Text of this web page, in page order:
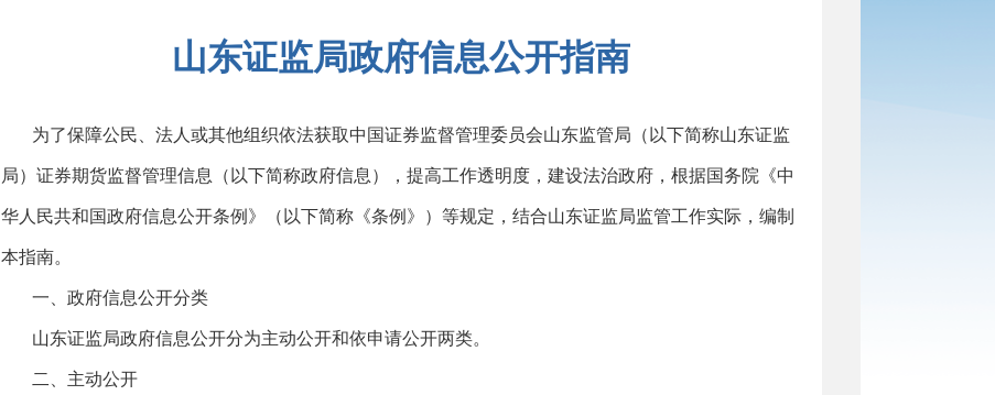
山东证监局政府信息公开指南
为了保障公民、法人或其他组织依法获取中国证券监督管理委员会山东监管局（以下简称山东证监
局）证券期货监督管理信息（以下简称政府信息），提高工作透明度，建设法治政府，根据国务院《中
华人民共和国政府信息公开条例》（以下简称《条例》）等规定，结合山东证监局监管工作实际，编制
本指南。
一、政府信息公开分类
山东证监局政府信息公开分为主动公开和依申请公开两类。
二、主动公开